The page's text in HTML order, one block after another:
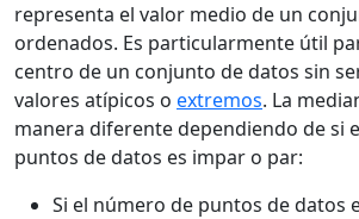
representa el valor medio de un
ordenados. Es particularmente útil
centro de un conjunto de datos sin
valores atípicos o extremos. La
manera diferente dependiendo de si
puntos de datos es impar o par:
Si el número de puntos de datos